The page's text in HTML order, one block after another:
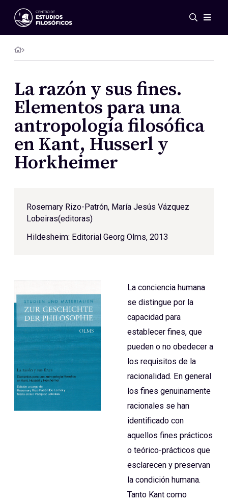
Eventos
Novedades
Investigación
Publicaciones
Galería
ES
EN
Acerca de nosotros
Miembros
Reglamento
La razón y sus fines.
Elementos para una
antropología filosófica
en Kant, Husserl y
Horkheimer
Rosemary Rizo-Patrón, María Jesús Vázquez
Lobeiras(editoras)
Hildesheim: Editorial Georg Olms, 2013
La conciencia humana
se distingue por la
capacidad para
establecer fines, que
pueden o no obedecer a
los requisitos de la
racionalidad. En general
los fines genuinamente
racionales se han
identificado con
aquellos fines prácticos
o teórico-prácticos que
esclarecen y preservan
la condición humana.
Tanto Kant como